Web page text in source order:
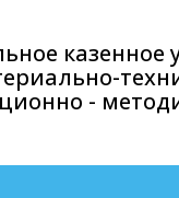
казенное
-